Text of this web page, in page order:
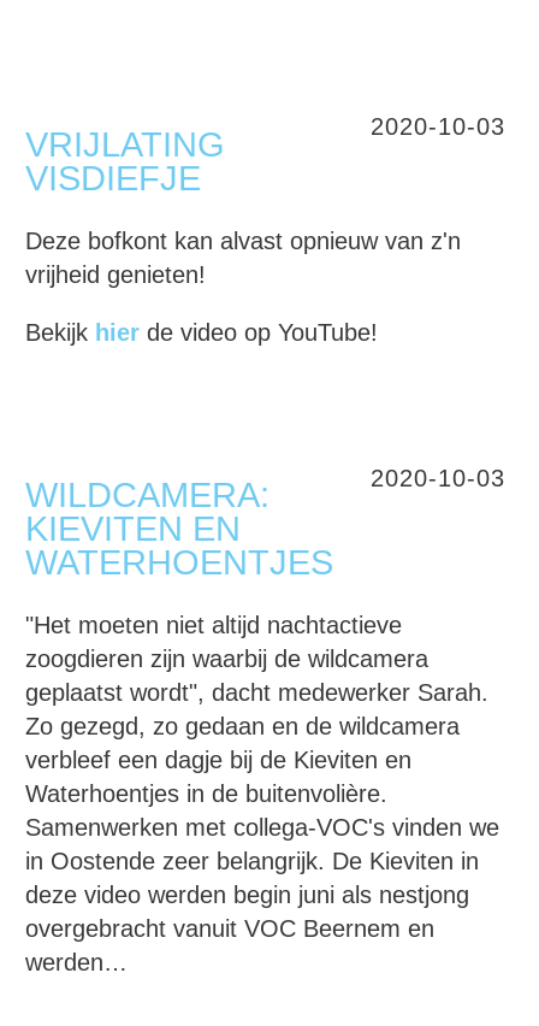
2020-10-03
VRIJLATING
VISDIEFJE
Deze bofkont kan alvast opnieuw van z'n
vrijheid genieten!
Bekijk hier de video op YouTube!
2020-10-03
WILDCAMERA:
KIEVITEN EN
WATERHOENTJES
"Het moeten niet altijd nachtactieve
zoogdieren zijn waarbij de wildcamera
geplaatst wordt", dacht medewerker Sarah.
Zo gezegd, zo gedaan en de wildcamera
verbleef een dagje bij de Kieviten en
Waterhoentjes in de buitenvolière.
Samenwerken met collega-VOC's vinden we
in Oostende zeer belangrijk. De Kieviten in
deze video werden begin juni als nestjong
overgebracht vanuit VOC Beernem en
werden…